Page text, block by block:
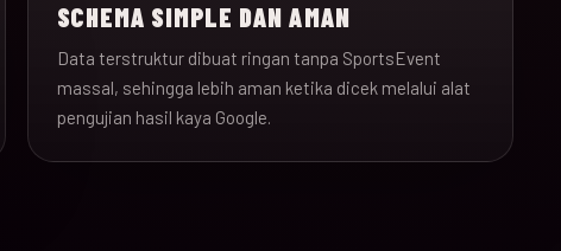
SCHEMA SIMPLE DAN AMAN
Data terstruktur dibuat ringan tanpa SportsEvent
massal, sehingga lebih aman ketika dicek melalui alat
pengujian hasil kaya Google.